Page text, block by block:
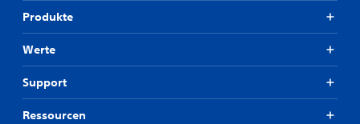
Produkte
Werte
Support
Ressourcen